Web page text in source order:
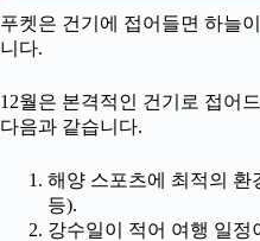
푸켓은 건기에 접어들면 하늘
니다.
12월은 본격적인 건기로 접어
다음과 같습니다.
해양 스포츠에 최적의 환
등).
강수일이 적어 여행 일정